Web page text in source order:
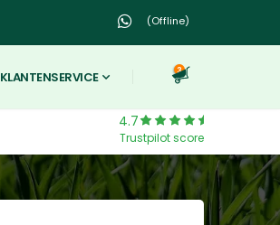
(Offline)
KLANTENSERVICE 3
4.7
Trustpilot score